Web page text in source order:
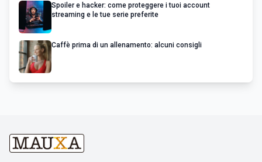
Spoiler e hacker: come proteggere i tuoi account
streaming e le tue serie preferite
Caffè prima di un allenamento: alcuni consigli